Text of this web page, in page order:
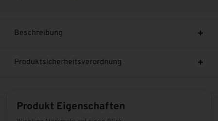
Beschreibung
Produktsicherheitsverordnung
Produkt Eigenschaften